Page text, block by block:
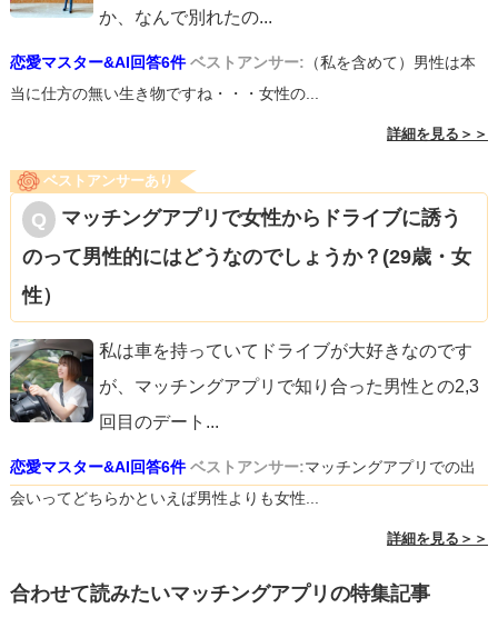
か、なんで別れたの...
恋愛マスター&AI回答6件 ベストアンサー: （私を含めて）男性は本
当に仕方の無い生き物ですね・・・女性の...
詳細を見る＞＞
ベストアンサーあり
マッチングアプリで女性からドライブに誘う
のって男性的にはどうなのでしょうか？(29歳・女
性）
私は車を持っていてドライブが大好きなのです
が、マッチングアプリで知り合った男性との2,3
回目のデート ...
恋愛マスター&AI回答6件 ベストアンサー:マッチングアプリでの出
会いってどちらかといえば男性よりも女性...
詳細を見る＞＞
合わせて読みたいマッチングアプリの特集記事